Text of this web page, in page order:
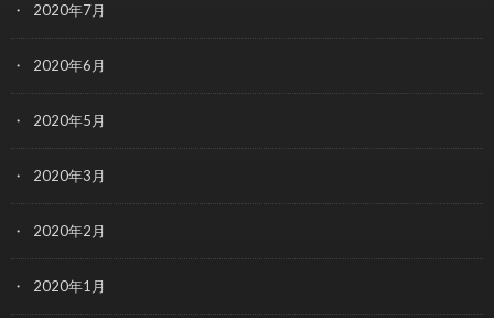
2020年7月
2020年6月
2020年5月
2020年3月
2020年2月
2020年1月